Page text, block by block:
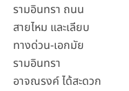
รามอินทรา ถนน
สายไหม และเลียบ
ทางด่วน-เอกมัย
รามอินทรา
อาจณรงค์ ได้สะดวก